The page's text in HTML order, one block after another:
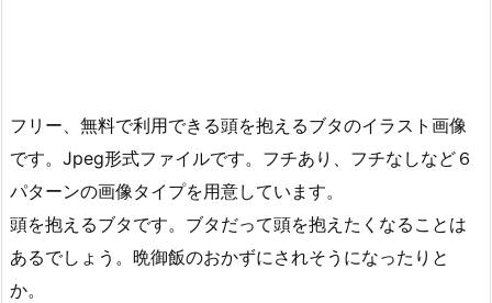
フリー、無料で利用できる頭を抱えるブタのイラスト画像
です。Jpeg形式ファイルです。フチあり、フチなしなど６
パターンの画像タイプを用意しています。
頭を抱えるブタです。ブタだって頭を抱えたくなることは
あるでしょう。晩御飯のおかずにされそうになったりと
か。